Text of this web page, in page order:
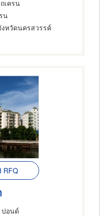
เครน
น
งหวัดนครสวรรค์
RFQ
ปอนด์